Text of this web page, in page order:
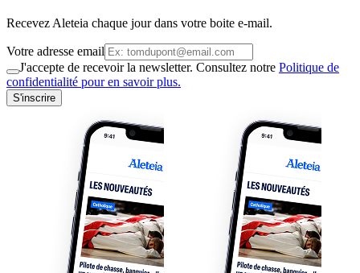
Recevez Aleteia chaque jour dans votre boite e-mail.
Votre adresse email
J'accepte de recevoir la newsletter. Consultez notre Politique de
confidentialité pour en savoir plus.
S'inscrire